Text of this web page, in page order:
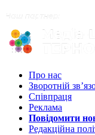
Про нас
Зворотній
Співпраця
Реклама
Повідомити
Редакційна